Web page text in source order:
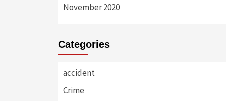
November 2020
Categories
accident
Crime